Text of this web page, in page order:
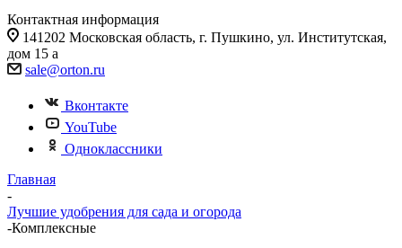
Контактная информация
141202 Московская область, г. Пушкино, ул. Институтская,
дом 15 а
sale@orton.ru
Вконтакте
YouTube
Одноклассники
Главная
-
Лучшие удобрения для сада и огорода
-Комплексные